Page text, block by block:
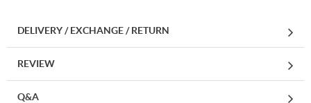
DELIVERY / EXCHANGE / RETURN
REVIEW
Q&A